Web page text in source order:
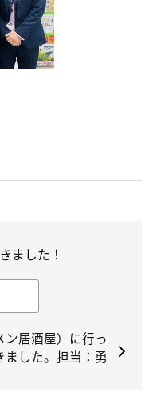
ました！
居酒屋）に行っ
ました。担当：勇